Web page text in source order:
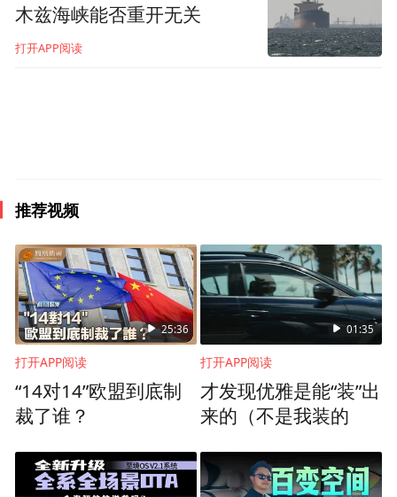
我们知道邓丽君是歌手。但电影里其实藏着
片名。
很多人都难以忘记，张曼玉坐在黎明的自行
车后座上，晃荡双脚，哼起《甜蜜蜜》的经
典画面。
木兹海峡能否重开无关
打开APP阅读
推荐视频
25:36
打开APP阅读
“14对14”欧盟到底制
裁了谁？
01:35
打开APP阅读
才发现优雅是能“装”出
来的（不是我装的